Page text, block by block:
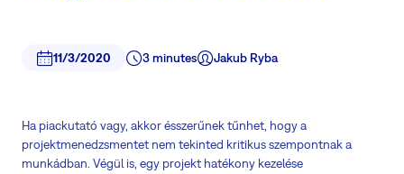
11/3/2020 3 minutes Jakub Ryba
Ha piackutató vagy, akkor ésszerűnek tűnhet, hogy a
projektmenedzsmentet nem tekinted kritikus szempontnak a
munkádban. Végül is, egy projekt hatékony kezelése